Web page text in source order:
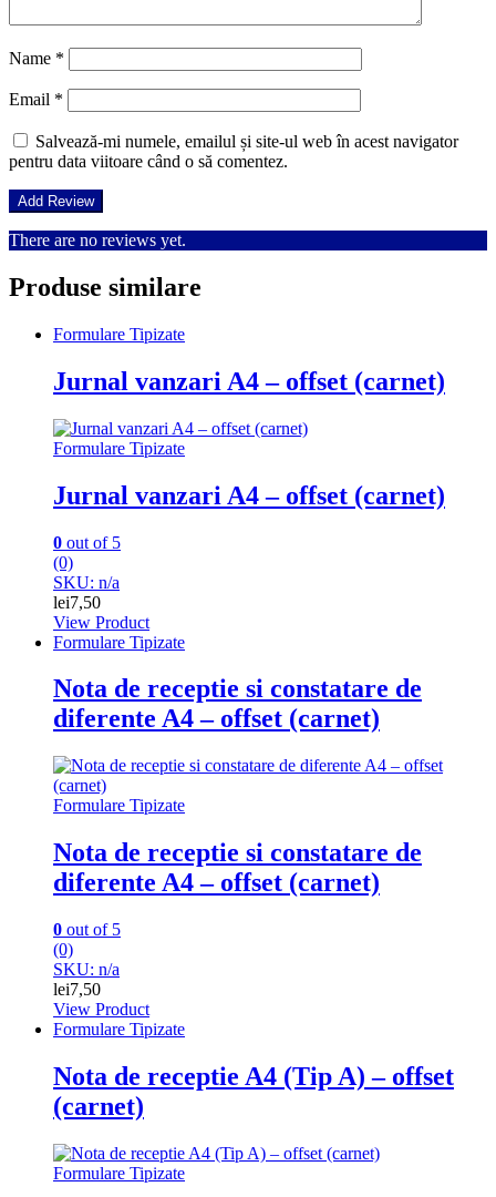
Name *
Email *
Salvează-mi numele, emailul și site-ul web în acest navigator
pentru data viitoare când o să comentez.
There are no reviews yet.
Produse similare
Formulare Tipizate
Jurnal vanzari A4 – offset (carnet)
Formulare Tipizate
Jurnal vanzari A4 – offset (carnet)
0 out of 5
(0)
SKU: n/a
lei7,50
View Product
Formulare Tipizate
Nota de receptie si constatare de
diferente A4 – offset (carnet)
Formulare Tipizate
Nota de receptie si constatare de
diferente A4 – offset (carnet)
0 out of 5
(0)
SKU: n/a
lei7,50
View Product
Formulare Tipizate
Nota de receptie A4 (Tip A) – offset
(carnet)
Formulare Tipizate